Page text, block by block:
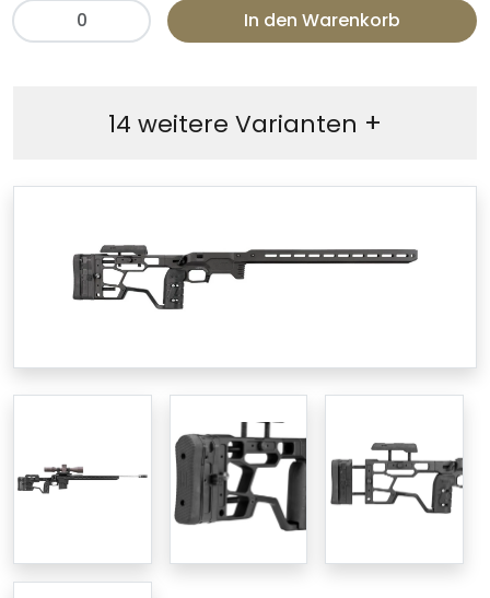
In den Warenkorb
14 weitere Varianten +